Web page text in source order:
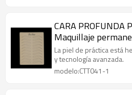
CARA PROFUNDA
Maquillaje
Microblading
ceja negra
La piel de práctica está
y tecnología avanzada.
modelo:CTT041-1